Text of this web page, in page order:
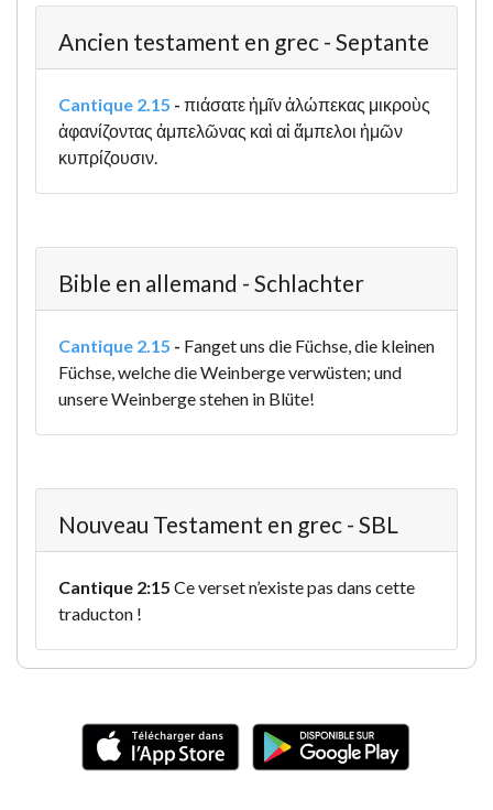
Ancien testament en grec - Septante
Cantique 2.15 - πιάσατε ἡμῖν ἀλώπεκας μικροὺς
ἀφανίζοντας ἀμπελῶνας καὶ αἱ ἄμπελοι ἡμῶν
κυπρίζουσιν.
Bible en allemand - Schlachter
Cantique 2.15 - Fanget uns die Füchse, die kleinen
Füchse, welche die Weinberge verwüsten; und
unsere Weinberge stehen in Blüte!
Nouveau Testament en grec - SBL
Cantique 2:15 Ce verset n’existe pas dans cette
traducton !